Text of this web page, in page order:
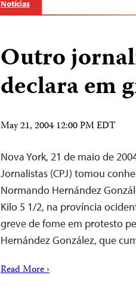
Notícias
Outro
declara em
May 21, 2004 12:00 PM EDT
Nova York, 21 de maio de
Jornalistas (CPJ) tomou
Normando Hernández
Kilo 5 1/2, na província
greve de fome em protesto
Hernández González, que
Read More ›